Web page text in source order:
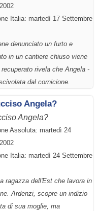
Italia: martedì 17 Settembre
denunciato un furto e
in un cantiere chiuso viene
rivela che Angela -
dal cornicione.
Angela?
Angela?
Assoluta: martedì 24
Italia: martedì 24 Settembre
ragazza dell'Est che lavora in
Ardenzi, scopre un indizio
di sua moglie, ma